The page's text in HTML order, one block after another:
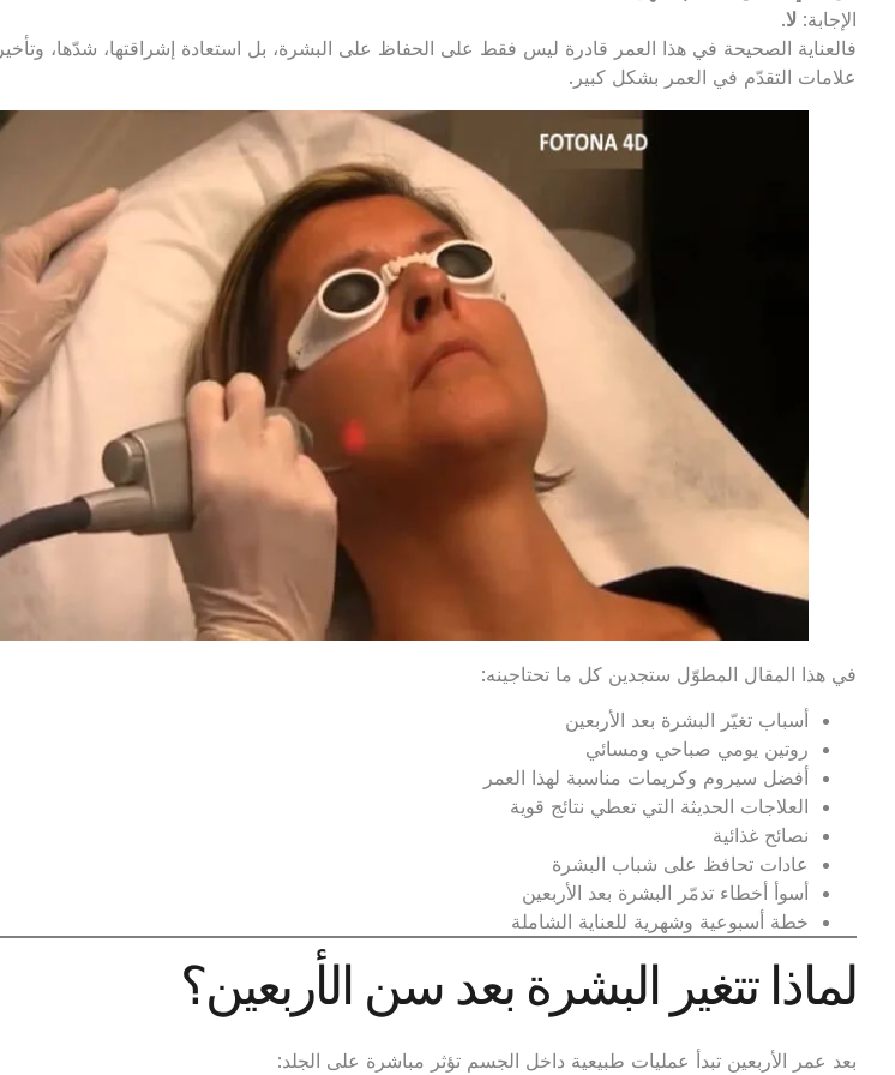
الإجابة: لا.
فالعناية الصحيحة في هذا العمر قادرة ليس فقط على الحفاظ على البشرة، بل استعادة إشراقتها، شدّها، وتأخير
علامات التقدّم في العمر بشكل كبير.
في هذا المقال المطوّل ستجدين كل ما تحتاجينه:
أسباب تغيّر البشرة بعد الأربعين
روتين يومي صباحي ومسائي
أفضل سيروم وكريمات مناسبة لهذا العمر
العلاجات الحديثة التي تعطي نتائج قوية
نصائح غذائية
عادات تحافظ على شباب البشرة
أسوأ أخطاء تدمّر البشرة بعد الأربعين
خطة أسبوعية وشهرية للعناية الشاملة
لماذا تتغير البشرة بعد سن الأربعين؟
بعد عمر الأربعين تبدأ عمليات طبيعية داخل الجسم تؤثر مباشرة على الجلد: